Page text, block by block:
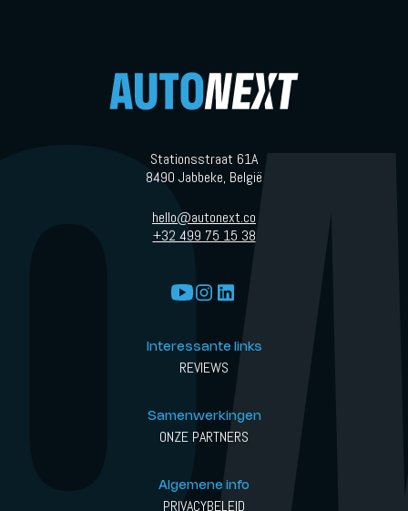
Stationsstraat 61A
8490 Jabbeke, België
hello@autonext.co
+32 499 75 15 38
Interessante links
REVIEWS
Samenwerkingen
ONZE PARTNERS
Algemene info
PRIVACYBELEID